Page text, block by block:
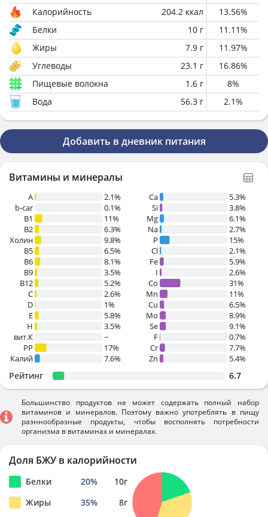
Калорийность 204.2 ккал 13.56%
Белки
10 г 11.11%
Жиры
7.9 г 11.97%
Углеводы
23.1 г 16.86%
Пищевые волокна
1.6 г 8%
Вода
56.3 г 2.1%
Добавить в дневник питания
Витамины и минералы
A
2.1%
b-car
0.1%
В1
11%
B2
6.3%
Холин
9.8%
B5
6.5%
B6
8.1%
B9
3.5%
B12
5.2%
C
2.6%
D
1%
E
5.8%
H
3.5%
вит.К
~
PP
17%
Калий
7.6%
Ca
5.3%
Si
3.8%
Mg
6.1%
Na
2.7%
P
15%
Cl
2.1%
Fe
5.9%
I
2.6%
Co
31%
Mn
11%
Cu
6.5%
Mo
8.9%
Se
9.1%
F
0.7%
Cr
7.7%
Zn
5.4%
Рейтинг 6.7
Большинство продуктов не может содержать полный набор
витаминов и минералов. Поэтому важно употреблять в пищу
разннообразные продукты, чтобы восполнять потребности
организма в витаминах и минералах.
Доля БЖУ в калорийности
Белки 20% 10г
Жиры
35% 8г